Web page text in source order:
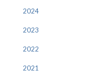
2024
2023
2022
2021